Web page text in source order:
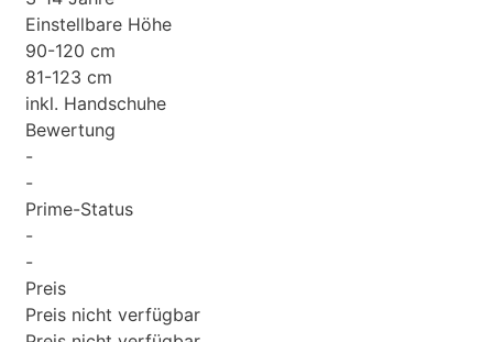
Einstellbare Höhe
90-120 cm
81-123 cm
inkl. Handschuhe
Bewertung
-
-
Prime-Status
-
-
Preis
Preis nicht verfügbar